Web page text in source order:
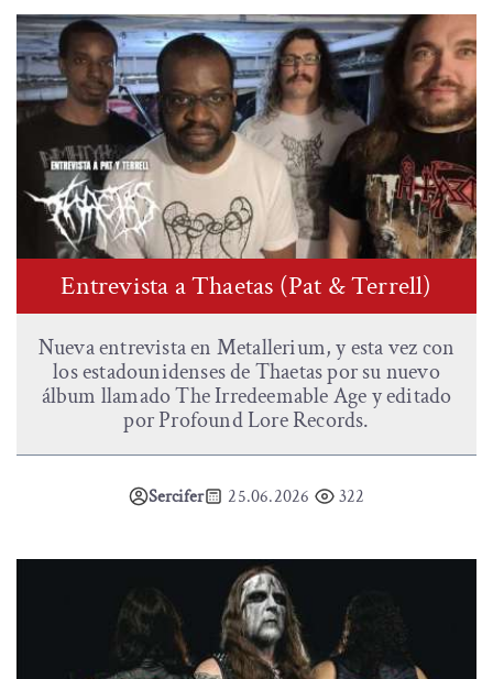
Entrevista a Thaetas (Pat & Terrell)
Nueva entrevista en Metallerium, y esta vez con
los estadounidenses de Thaetas por su nuevo
álbum llamado The Irredeemable Age y editado
por Profound Lore Records.
Sercifer 25.06.2026 322